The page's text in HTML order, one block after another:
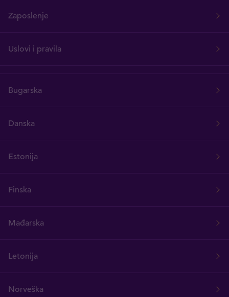
Zaposlenje
Uslovi i pravila
Bugarska
Danska
Estonija
Finska
Mađarska
Letonija
Norveška